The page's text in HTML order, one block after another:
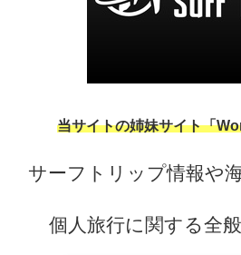
当サイトの姉妹サイト「
サーフトリップ情報や
個人旅行に関する全